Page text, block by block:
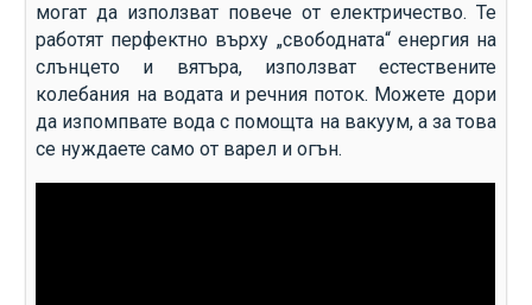
могат да използват повече от електричество. Те
работят перфектно върху „свободната“ енергия на
слънцето и вятъра, използват естествените
колебания на водата и речния поток. Можете дори
да изпомпвате вода с помощта на вакуум, а за това
се нуждаете само от варел и огън.